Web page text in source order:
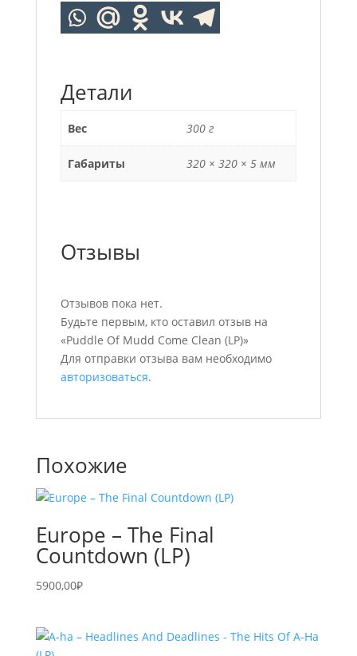
Детали
Вес 300 г
Габариты 320 × 320 × 5 мм
Отзывы
Отзывов пока нет.
Будьте первым, кто оставил отзыв на
«Puddle Of Mudd Come Clean (LP)»
Для отправки отзыва вам необходимо
авторизоваться.
Похожие
Europe – The Final
Countdown (LP)
5900,00₽